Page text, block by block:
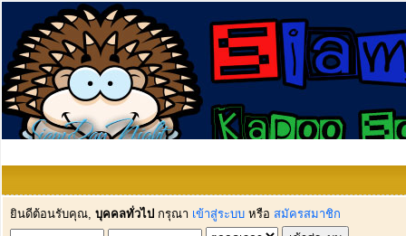
ยินดีต้อนรับคุณ, บุคคลทั่วไป กรุณา เข้าสู่ระบบ หรือ สมัครสมาชิก